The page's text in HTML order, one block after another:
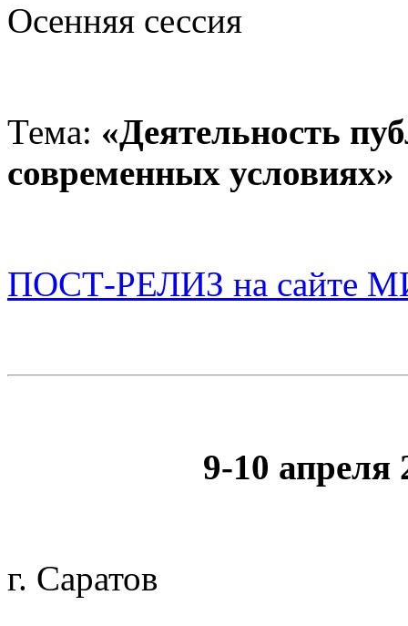
Осенняя сессия
Тема: «Деятельность
современных условиях»
ПОСТ-РЕЛИЗ на сайте
9-10 апреля
г. Саратов